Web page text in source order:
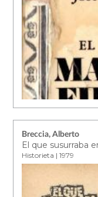
Breccia, Alberto
El que susurraba
Historieta | 1979